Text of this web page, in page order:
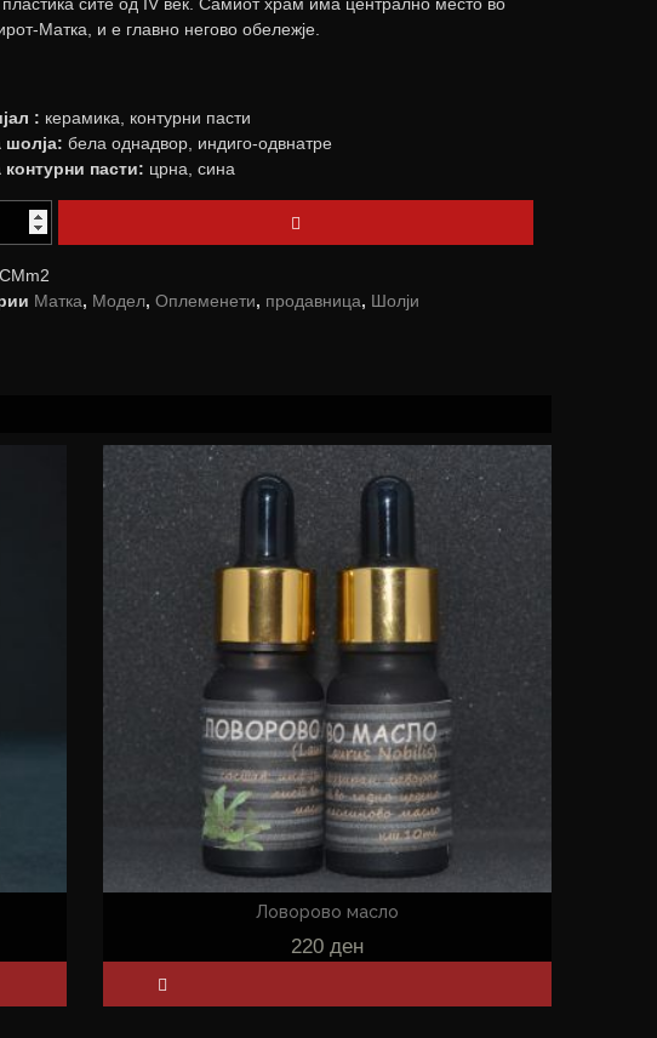
Матка, и е главно негово обележје.
: керамика, контурни пасти
шолја: бела однадвор, индиго-одвнатре
контурни пасти: црна, сина
Матка, Модел,Оплеменети, продавница, Шолји
Ловорово масло
220 ден